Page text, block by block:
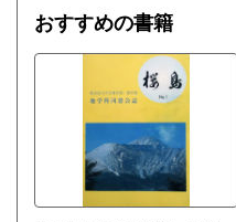
おすすめの書籍